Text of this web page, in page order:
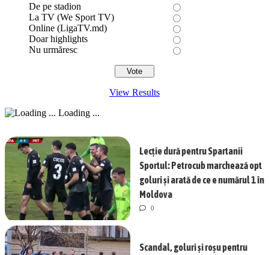
De pe stadion
La TV (We Sport TV)
Online (LigaTV.md)
Doar highlights
Nu urmăresc
View Results
Loading ...
Lecție dură pentru Spartanii
Sportul: Petrocub marchează opt
goluri și arată de ce e numărul 1 în
Moldova
0
Scandal, goluri și roșu pentru